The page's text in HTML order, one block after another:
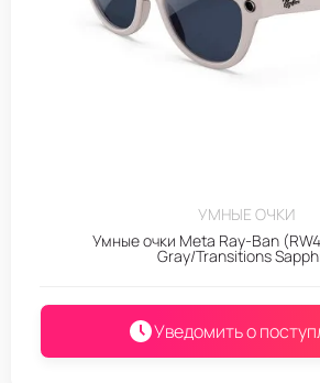
УМНЫЕ ОЧКИ
Умные очки Meta Ray-Ban
Gray/Transitions
Уведомить о